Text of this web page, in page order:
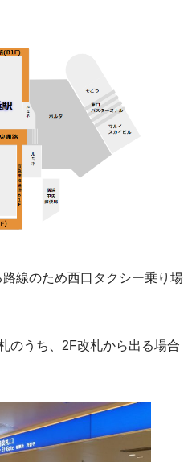
線のため西口タクシー乗り場
のうち、2F改札から出る場合